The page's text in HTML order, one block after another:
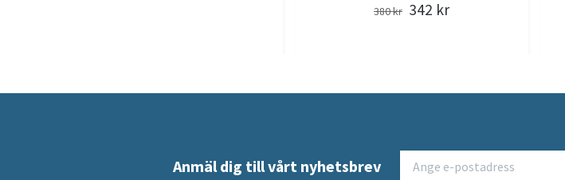
380 kr 342 kr
Anmäl dig till vårt nyhetsbrev